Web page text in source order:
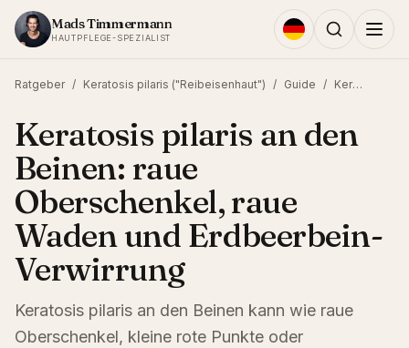
Zum Inhalt springen
Mads Timmermann
HAUTPFLEGE-SPEZIALIST
Ratgeber / Keratosis pilaris ("Reibeisenhaut") / Guide / Keratosis pilaris an den Beinen: raue Oberschenkel, raue Waden und Erdbeerbein-Verwirrung
Keratosis pilaris an den
Beinen: raue
Oberschenkel, raue
Waden und Erdbeerbein-
Verwirrung
Keratosis pilaris an den Beinen kann wie raue
Oberschenkel, kleine rote Punkte oder